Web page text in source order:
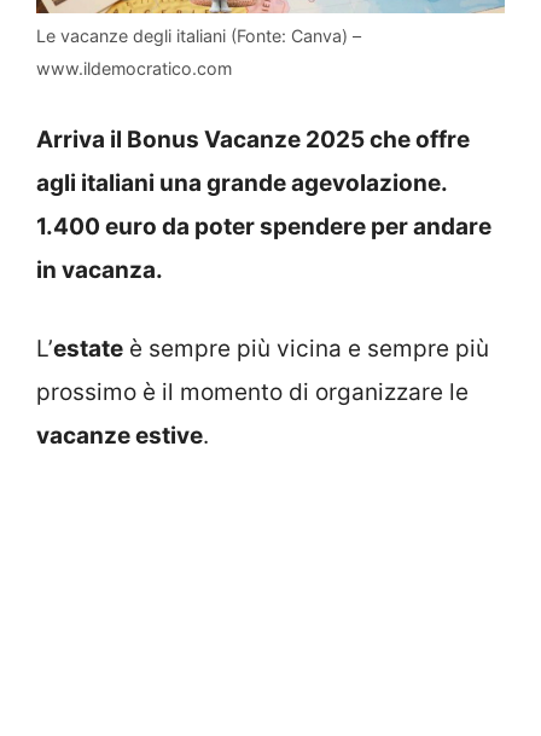
Le vacanze degli italiani (Fonte: Canva) –
www.ildemocratico.com
Arriva il Bonus Vacanze 2025 che offre
agli italiani una grande agevolazione.
1.400 euro da poter spendere per andare
in vacanza.
L’estate è sempre più vicina e sempre più
prossimo è il momento di organizzare le
vacanze estive.